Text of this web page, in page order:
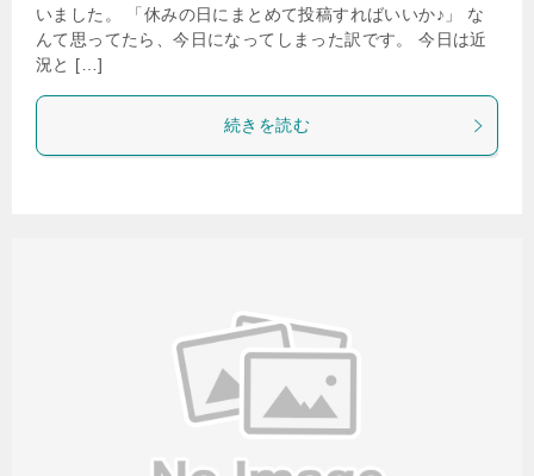
いました。 「休みの日にまとめて投稿すればいいか♪」 な
んて思ってたら、今日になってしまった訳です。 今日は近
況と […]
続きを読む